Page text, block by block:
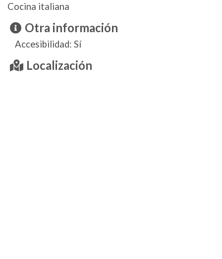
Cocina italiana
Otra información
Accesibilidad: Sí
Localización